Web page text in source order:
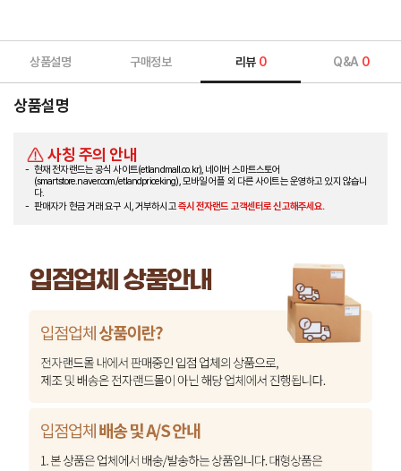
상품설명 구매정보 리뷰 0 Q&A 0
상품설명
사칭 주의 안내
현재 전자랜드는 공식 사이트(etlandmall.co.kr), 네이버 스마트스토어
(smartstore.naver.com/etlandpriceking), 모바일 어플 외 다른 사이트는 운영하고 있지 않습니
다.
판매자가 현금 거래 요구 시, 거부하시고즉시 전자랜드 고객센터로 신고해주세요.